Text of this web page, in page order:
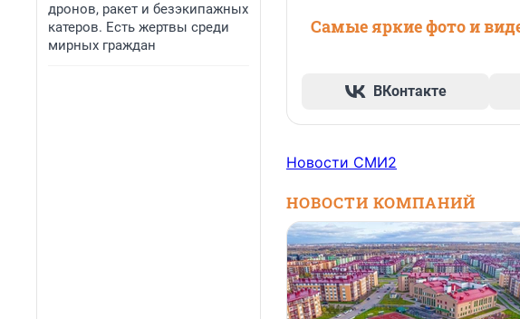
дронов, ракет и безэкипажных
катеров. Есть жертвы среди
мирных граждан
Самые яркие фото и
ВКонтакте
Новости СМИ2
НОВОСТИ КОМПАНИЙ